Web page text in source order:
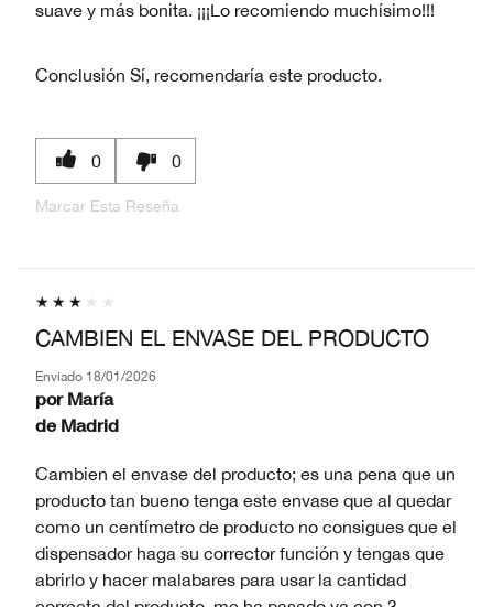
suave y más bonita. ¡¡¡Lo recomiendo muchísimo!!!
Conclusión Sí, recomendaría este producto.
0 0
Marcar Esta Reseña
CAMBIEN EL ENVASE DEL PRODUCTO
Enviado 18/01/2026
por María
de Madrid
Cambien el envase del producto; es una pena que un
producto tan bueno tenga este envase que al quedar
como un centímetro de producto no consigues que el
dispensador haga su corrector función y tengas que
abrirlo y hacer malabares para usar la cantidad